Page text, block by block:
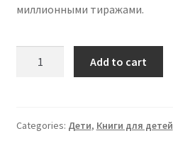
миллионными тиражами.
Add to cart
Categories: Дети, Книги для детей